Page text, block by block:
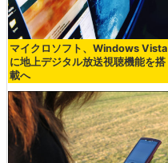
マイクロソフト、Windows Vista
に地上デジタル放送視聴機能を搭
載へ